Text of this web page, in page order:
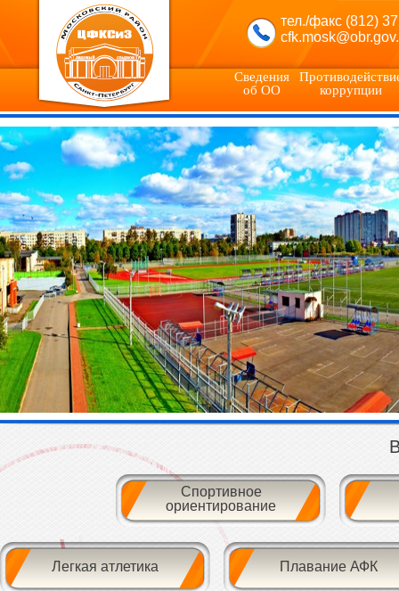
тел./факс (812)
Сведения
об ОО
коррупции
Спортивное
ориентирование
Легкая атлетика Плавание АФК